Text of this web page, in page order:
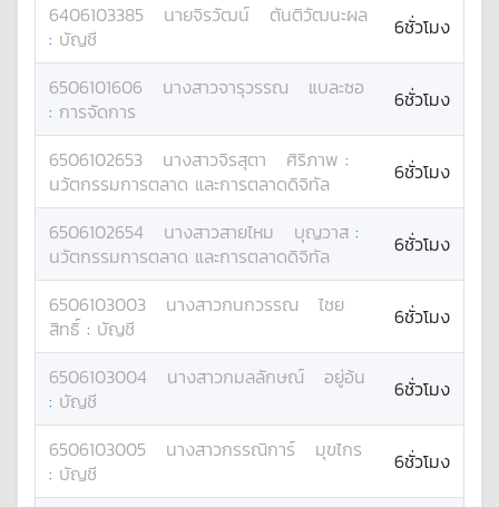
6406103385 นายจิรวัฒน์
ตันติวัฒนะผล
: บัญชี 6ชั่วโมง
6506101606 นางสาวจารุวรรณ
แบละซอ
: การจัดการ 6ชั่วโมง
6506102653 นางสาวจิรสุตา ศิริภาพ :
นวัตกรรมการตลาด และการตลาดดิจิทัล
6ชั่วโมง
6506102654 นางสาวสายไหม บุญวาส :
นวัตกรรมการตลาด และการตลาดดิจิทัล
6ชั่วโมง
6506103003 นางสาวกนกวรรณ
ไชย
สิทธิ์ : บัญชี 6ชั่วโมง
6506103004 นางสาวกมลลักษณ์
อยู่อ้น
: บัญชี 6ชั่วโมง
6506103005 นางสาวกรรณิการ์
มุขไกร
: บัญชี 6ชั่วโมง